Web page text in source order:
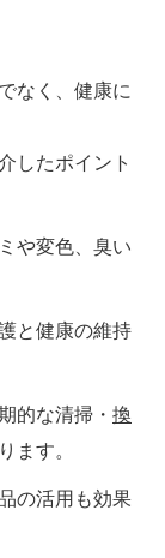
なく、健康に
したポイント
や変色、臭い
と健康の維持
的な清掃・ 換
ます。
の活用も効果